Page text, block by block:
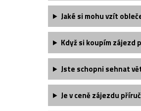
Jaké si mohu vzít
Když si koupím zájezd
Jste schopni sehnat
Je v ceně zájezdu